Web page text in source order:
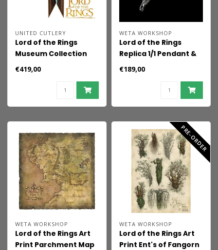
UNITED CUTLERY
Lord of the Rings
Museum Collection
Replica Sting Sword
(Blue Blade)
€419,00
WETA WORKSHOP
Lord of the Rings
Replica 1/1 Pendant &
Chain Evenstar
(Sterling Silver)
€189,00
WETA WORKSHOP
Lord of the Rings Art
Print Parchment Map
PRE-ORDER
WETA WORKSHOP
Lord of the Rings Art
Print Ent's of Fangorn